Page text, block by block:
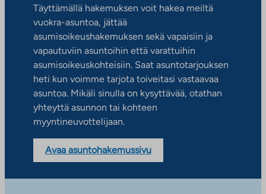
Täyttämällä hakemuksen voit hakea meiltä
vuokra-asuntoa, jättää
asumisoikeushakemuksen sekä vapaisiin ja
vapautuviin asuntoihin että varattuihin
asumisoikeuskohteisiin. Saat asuntotarjouksen
heti kun voimme tarjota toiveitasi vastaavaa
asuntoa. Mikäli sinulla on kysyttävää, otathan
yhteyttä asunnon tai kohteen
myyntineuvottelijaan.
Avaa asuntohakemussivu